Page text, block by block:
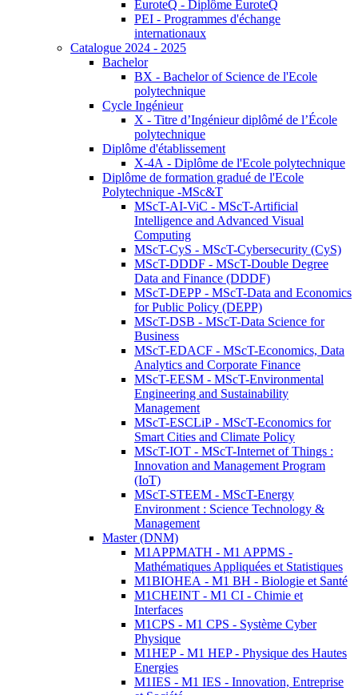
EuroteQ - Diplôme EuroteQ
PEI - Programmes d'échange
internationaux
Catalogue 2024 - 2025
Bachelor
BX - Bachelor of Science de l'Ecole
polytechnique
Cycle Ingénieur
X - Titre d’Ingénieur diplômé de l’École
polytechnique
Diplôme d'établissement
X-4A - Diplôme de l'Ecole polytechnique
Diplôme de formation gradué de l'Ecole
Polytechnique -MSc&T
MScT-AI-ViC - MScT-Artificial
Intelligence and Advanced Visual
Computing
MScT-CyS - MScT-Cybersecurity (CyS)
MScT-DDDF - MScT-Double Degree
Data and Finance (DDDF)
MScT-DEPP - MScT-Data and Economics
for Public Policy (DEPP)
MScT-DSB - MScT-Data Science for
Business
MScT-EDACF - MScT-Economics, Data
Analytics and Corporate Finance
MScT-EESM - MScT-Environmental
Engineering and Sustainability
Management
MScT-ESCLiP - MScT-Economics for
Smart Cities and Climate Policy
MScT-IOT - MScT-Internet of Things :
Innovation and Management Program
(IoT)
MScT-STEEM - MScT-Energy
Environment : Science Technology &
Management
Master (DNM)
M1APPMATH - M1 APPMS -
Mathématiques Appliquées et Statistiques
M1BIOHEA - M1 BH - Biologie et Santé
M1CHEINT - M1 CI - Chimie et
Interfaces
M1CPS - M1 CPS - Système Cyber
Physique
M1HEP - M1 HEP - Physique des Hautes
Energies
M1IES - M1 IES - Innovation, Entreprise